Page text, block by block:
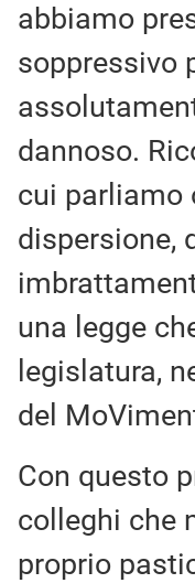
abbiamo
soppressivo
dannoso.
cui parliamo
dispersione,
una legge
legislatura,
del
Con questo
colleghi che
proprio